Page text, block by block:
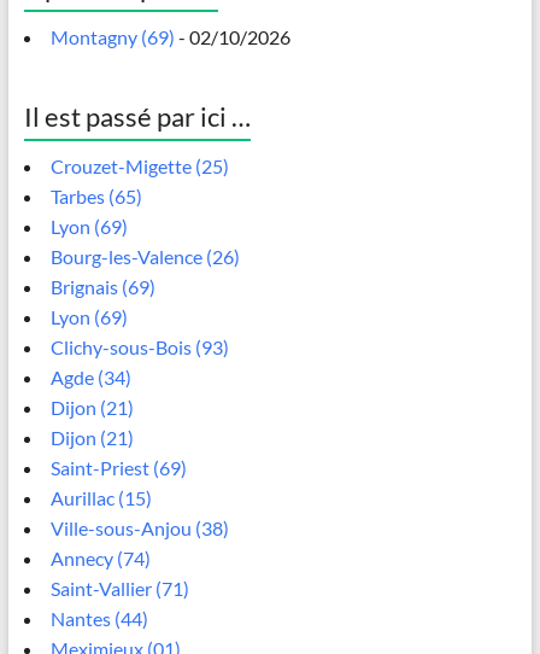
Montagny (69) - 02/10/2026
Il est passé par ici …
Crouzet-Migette (25)
Tarbes (65)
Lyon (69)
Bourg-les-Valence (26)
Brignais (69)
Lyon (69)
Clichy-sous-Bois (93)
Agde (34)
Dijon (21)
Dijon (21)
Saint-Priest (69)
Aurillac (15)
Ville-sous-Anjou (38)
Annecy (74)
Saint-Vallier (71)
Nantes (44)
Meximieux (01)